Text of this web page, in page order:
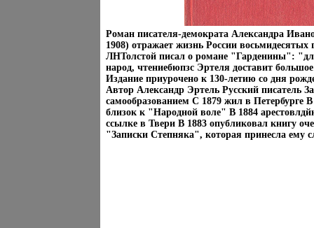
Роман писателя-демократа Александра
1908) отражает жизнь России восьмидесятых
ЛНТолстой писал о романе "Гарденины":
народ, чтениебюпзс Эртеля доставит
Издание приурочено к 130-летию со дня
Автор Александр Эртель Русский писатель
самообразованием С 1879 жил в Петербурге В
близок к "Народной воле" В 1884
ссылке в Твери В 1883 опубликовал книгу
"Записки Степняка", которая принесла ему